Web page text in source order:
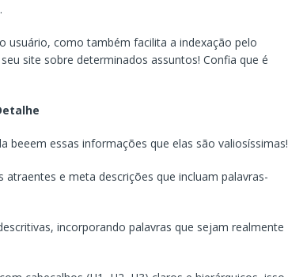
usuário, como também facilita a indexação pelo
site sobre determinados assuntos! Confia que é
beeem essas informações que elas são valiosíssimas!
e meta descrições que incluam palavras-
incorporando palavras que sejam realmente